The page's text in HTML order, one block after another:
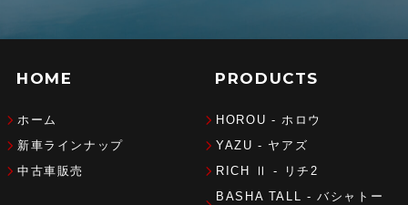
HOME
ホーム
新車ラインナップ
中古車販売
PRODUCTS
HOROU - ホロウ
YAZU - ヤアズ
RICH Ⅱ - リチ2
BASHA TALL - バシャトー